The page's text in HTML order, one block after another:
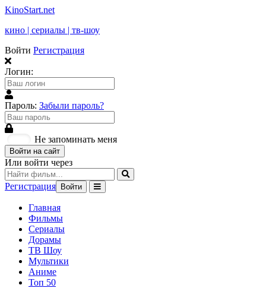
KinoStart.net
кино | сериалы | тв-шоу
Войти Регистрация
Логин:
Пароль: Забыли пароль?
Не запоминать меня
Войти на сайт
Или войти через
Регистрация Войти
Главная
Фильмы
Сериалы
Дорамы
ТВ Шоу
Мультики
Аниме
Топ 50